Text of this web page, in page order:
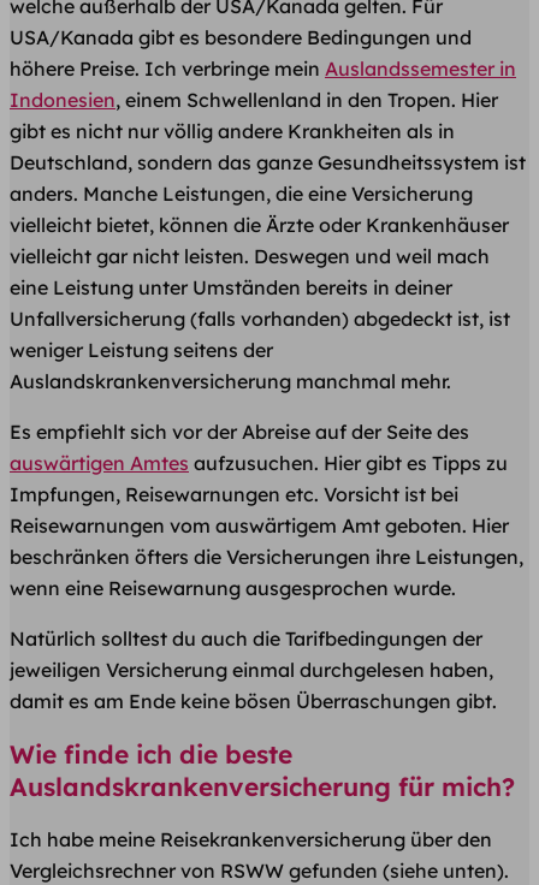
welche außerhalb der USA/Kanada gelten. Für
USA/Kanada gibt es besondere Bedingungen und
höhere Preise. Ich verbringe mein Auslandssemester in
Indonesien, einem Schwellenland in den Tropen. Hier
gibt es nicht nur völlig andere Krankheiten als in
Deutschland, sondern das ganze Gesundheitssystem ist
anders. Manche Leistungen, die eine Versicherung
vielleicht bietet, können die Ärzte oder Krankenhäuser
vielleicht gar nicht leisten. Deswegen und weil mach
eine Leistung unter Umständen bereits in deiner
Unfallversicherung (falls vorhanden) abgedeckt ist, ist
weniger Leistung seitens der
Auslandskrankenversicherung manchmal mehr.
Es empfiehlt sich vor der Abreise auf der Seite des
auswärtigen Amtes aufzusuchen. Hier gibt es Tipps zu
Impfungen, Reisewarnungen etc. Vorsicht ist bei
Reisewarnungen vom auswärtigem Amt geboten. Hier
beschränken öfters die Versicherungen ihre Leistungen,
wenn eine Reisewarnung ausgesprochen wurde.
Natürlich solltest du auch die Tarifbedingungen der
jeweiligen Versicherung einmal durchgelesen haben,
damit es am Ende keine bösen Überraschungen gibt.
Wie finde ich die beste
Auslandskrankenversicherung für mich?
Ich habe meine Reisekrankenversicherung über den
Vergleichsrechner von RSWW gefunden (siehe unten).